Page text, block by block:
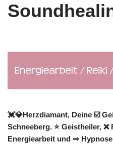
💓️💎Herzdiamant, Deine ☑️
Schneeberg. ⭐ Geistheiler,
Energiearbeit und ⇒